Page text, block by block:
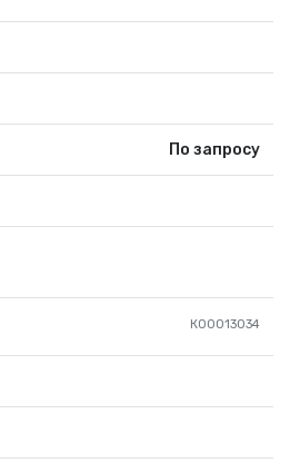
По запросу
К00013034